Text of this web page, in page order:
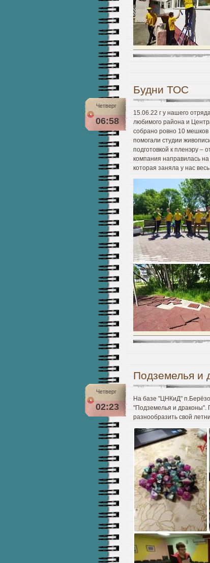
Будни ТОС
Четверг
06:58
15.06.22 г у нашего
любимого района и
собрано ровно 10 мешков
помогали студии
подготовкой к пленэру –
компания направилась
которая заняла у нас
Подземелья и
Четверг
02:23
На базе "ЦНКиД"
"Подземелья и драконы".
разнообразить свой